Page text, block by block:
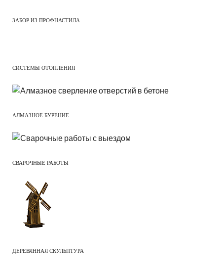
ЗАБОР ИЗ ПРОФНАСТИЛА
СИСТЕМЫ ОТОПЛЕНИЯ
АЛМАЗНОЕ БУРЕНИЕ
СВАРОЧНЫЕ РАБОТЫ
ДЕРЕВЯННАЯ СКУЛЬПТУРА